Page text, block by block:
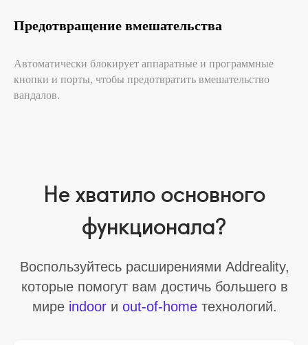
Предотвращение вмешательства
Автоматически блокирует аппаратные и программные
кнопки и порты, чтобы предотвратить вмешательство
вандалов.
Ресурсы
Команда
Партнерская программа
Юридические документы
Сведения о направлениях
деятельности
Медиаплеер для цифровых
панелей